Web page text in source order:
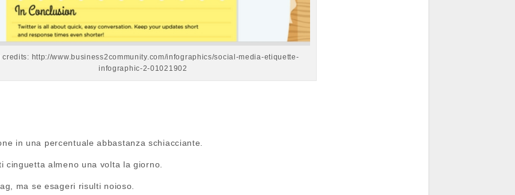
credits: http://www.business2community.com/infographics/social-media-etiquette-
infographic-2-01021902
in una percentuale abbastanza schiacciante.
cinguetta almeno una volta la giorno.
ma se esageri risulti noioso.